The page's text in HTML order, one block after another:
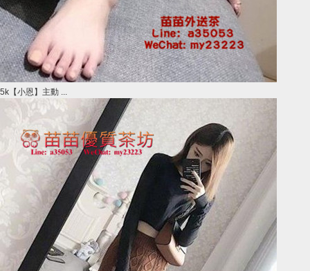
5k【小恩】主動 ...